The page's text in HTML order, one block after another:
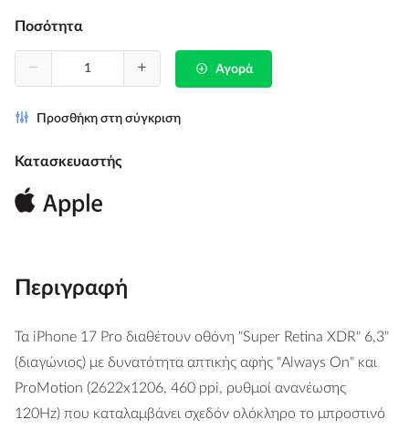
Ποσότητα
Αγορά
Προσθήκη στη σύγκριση
Κατασκευαστής
Περιγραφή
Τα iPhone 17 Pro διαθέτουν οθόνη "Super Retina XDR" 6,3"
(διαγώνιος) με δυνατότητα απτικής αφής "Always On" και
ProMotion (2622x1206, 460 ppi, ρυθμοί ανανέωσης
120Hz) που καταλαμβάνει σχεδόν ολόκληρο το μπροστινό